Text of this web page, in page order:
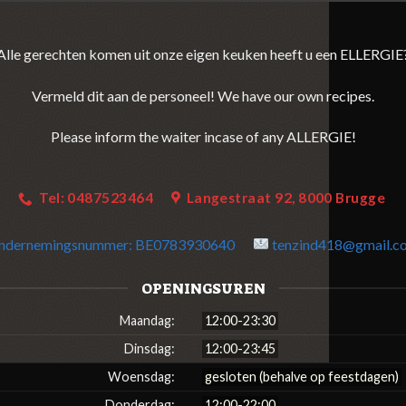
gerechten komen uit onze eigen keuken heeft u een
Vermeld dit aan de personeel! We have our own recipes.
Please inform the waiter incase of any ALLERGIE!
Tel: 0487523464 Langestraat 92, 8000 Brugge
BE0783930640
OPENINGSUREN
Maandag:
12:00-23:30
Dinsdag:
12:00-23:45
Woensdag:
gesloten (behalve op feestdagen)